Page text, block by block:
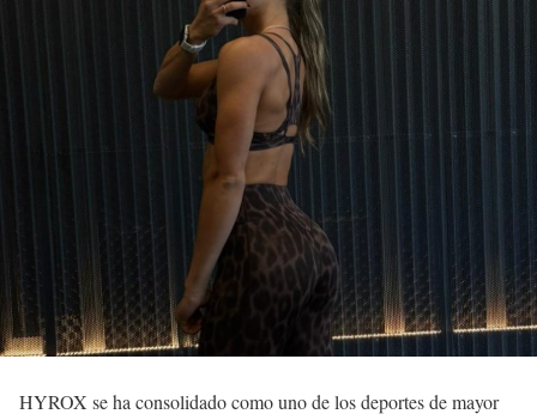
HYROX se ha consolidado como uno de los deportes de mayor